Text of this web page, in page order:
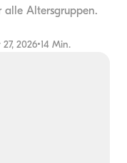
Altersgruppen.
2026•14 Min.